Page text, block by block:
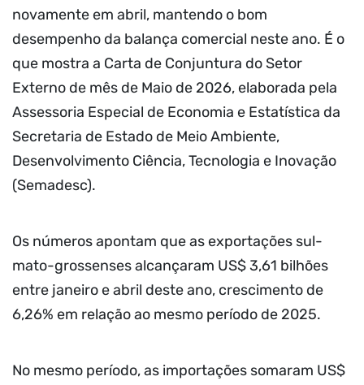
novamente em abril, mantendo o bom
desempenho da balança comercial neste ano. É o
que mostra a Carta de Conjuntura do Setor
Externo de mês de Maio de 2026, elaborada pela
Assessoria Especial de Economia e Estatística da
Secretaria de Estado de Meio Ambiente,
Desenvolvimento Ciência, Tecnologia e Inovação
(Semadesc).
Os números apontam que as exportações sul-
mato-grossenses alcançaram US$ 3,61 bilhões
entre janeiro e abril deste ano, crescimento de
6,26% em relação ao mesmo período de 2025.
No mesmo período, as importações somaram US$